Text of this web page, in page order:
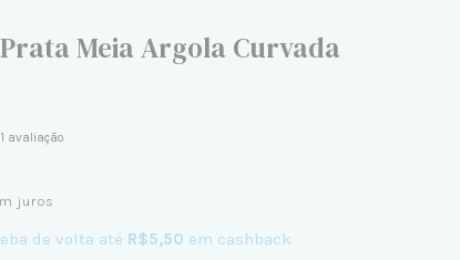
Meia Argola Curvada
1 avaliação
juros
de volta até R$5,50 em cashback